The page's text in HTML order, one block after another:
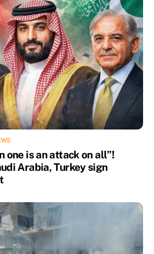
one is an attack on all”!
Arabia, Turkey sign